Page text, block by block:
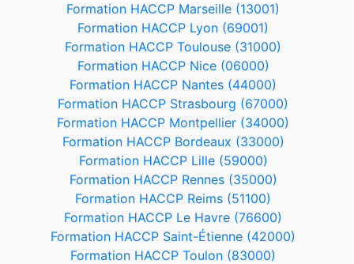
Formation HACCP Marseille (13001)
Formation HACCP Lyon (69001)
Formation HACCP Toulouse (31000)
Formation HACCP Nice (06000)
Formation HACCP Nantes (44000)
Formation HACCP Strasbourg (67000)
Formation HACCP Montpellier (34000)
Formation HACCP Bordeaux (33000)
Formation HACCP Lille (59000)
Formation HACCP Rennes (35000)
Formation HACCP Reims (51100)
Formation HACCP Le Havre (76600)
Formation HACCP Saint-Étienne (42000)
Formation HACCP Toulon (83000)